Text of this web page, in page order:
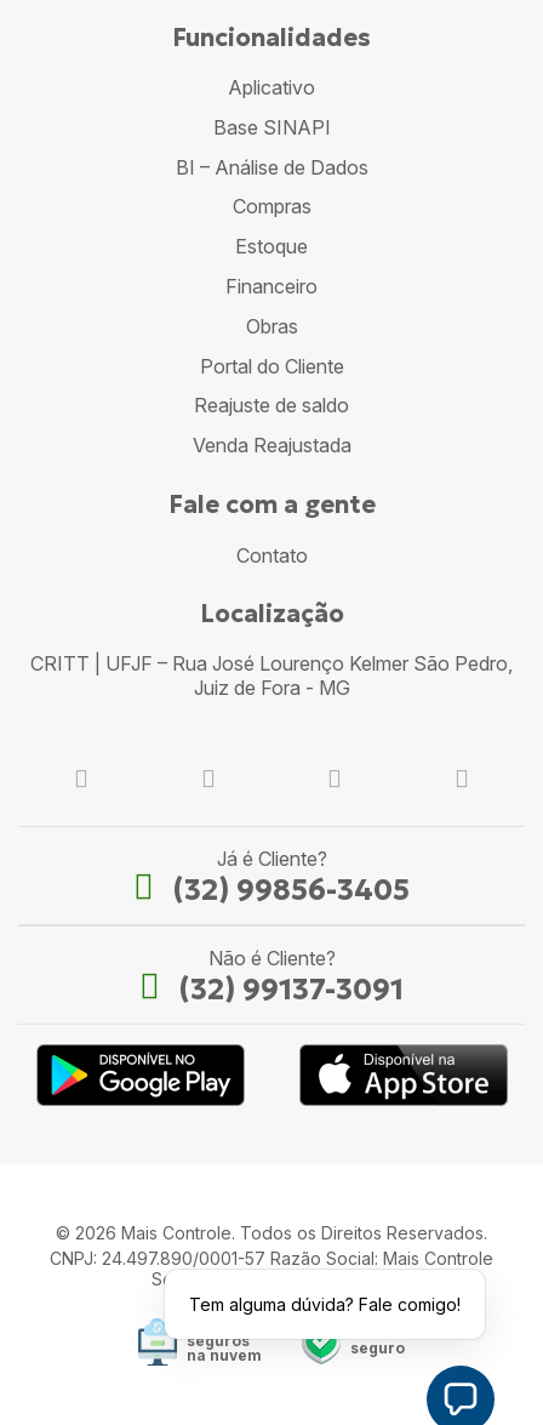
Funcionalidades
Aplicativo
Base SINAPI
BI – Análise de Dados
Compras
Estoque
Financeiro
Obras
Portal do Cliente
Reajuste de saldo
Venda Reajustada
Fale com a gente
Contato
Localização
CRITT | UFJF – Rua José Lourenço Kelmer São Pedro,
Juiz de Fora - MG
Já é Cliente?
(32) 99856-3405
Não é Cliente?
(32) 99137-3091
© 2026 Mais Controle. Todos os Direitos Reservados.
CNPJ: 24.497.890/0001-57 Razão Social: Mais Controle
Serviços de Informática LTDA.
seguros
na nuvem
seguro
Tem alguma dúvida? Fale comigo!